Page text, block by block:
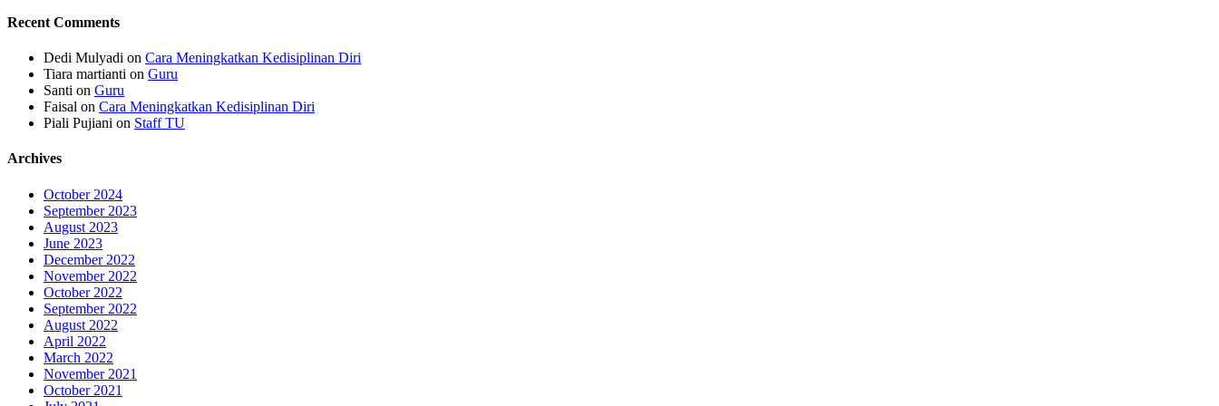
Recent Comments
Dedi Mulyadi on Cara Meningkatkan Kedisiplinan Diri
Tiara martianti on Guru
Santi on Guru
Faisal on Cara Meningkatkan Kedisiplinan Diri
Piali Pujiani on Staff TU
Archives
October 2024
September 2023
August 2023
June 2023
December 2022
November 2022
October 2022
September 2022
August 2022
April 2022
March 2022
November 2021
October 2021